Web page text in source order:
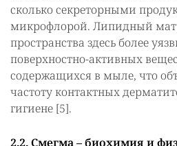
сколько секреторными
микрофлорой. Липидный
пространства здесь более
поверхностно-активных
содержащихся в мыле, что
частоту контактных
гигиене [5].
2.2. Смегма – биохимия и